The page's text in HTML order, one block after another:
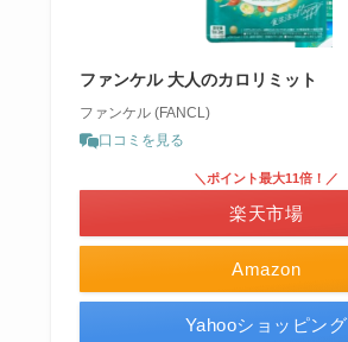
ファンケル 大人のカロリミット
ファンケル (FANCL)
口コミを見る
Amazon
＼ポイント最大11倍！／
楽天市場
Yahooショッピング